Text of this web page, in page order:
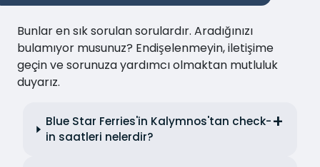
Bunlar en sık sorulan sorulardır. Aradığınızı
bulamıyor musunuz? Endişelenmeyin, iletişime
geçin ve sorunuza yardımcı olmaktan mutluluk
duyarız.
Blue Star Ferries'in Kalymnos'tan check-
in saatleri nelerdir?